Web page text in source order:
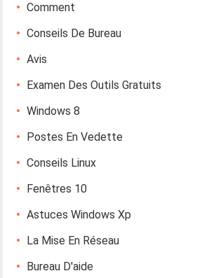
Comment
Conseils De Bureau
Avis
Examen Des Outils Gratuits
Windows 8
Postes En Vedette
Conseils Linux
Fenêtres 10
Astuces Windows Xp
La Mise En Réseau
Bureau D'aide